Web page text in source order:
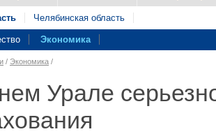
Челябинская область
Экономика
/ Экономика /
Урале